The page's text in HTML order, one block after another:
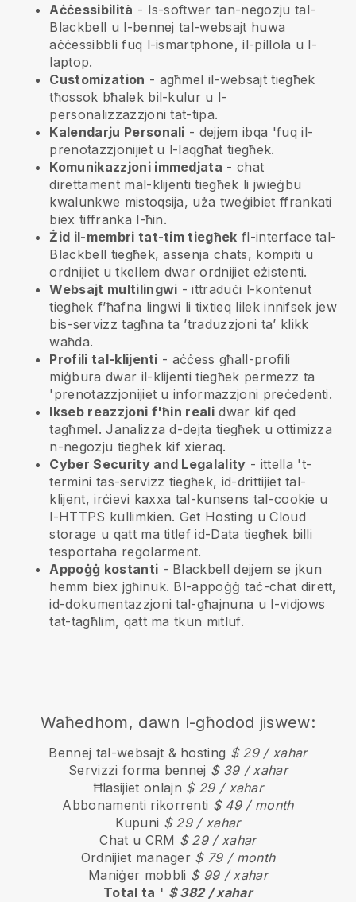
Aċċessibilità - Is-softwer tan-negozju tal-
Blackbell u l-bennej tal-websajt huwa
aċċessibbli fuq l-ismartphone, il-pillola u l-
laptop.
Customization - agħmel il-websajt tiegħek
tħossok bħalek bil-kulur u l-
personalizzazzjoni tat-tipa.
Kalendarju Personali - dejjem ibqa 'fuq il-
prenotazzjonijiet u l-laqgħat tiegħek.
Komunikazzjoni immedjata - chat
direttament mal-klijenti tiegħek li jwieġbu
kwalunkwe mistoqsija, uża tweġibiet ffrankati
biex tiffranka l-ħin.
Żid il-membri tat-tim tiegħek fl-interface tal-
Blackbell tiegħek, assenja chats, kompiti u
ordnijiet u tkellem dwar ordnijiet eżistenti.
Websajt multilingwi - ittraduċi l-kontenut
tiegħek f’ħafna lingwi li tixtieq lilek innifsek jew
bis-servizz tagħna ta ’traduzzjoni ta’ klikk
waħda.
Profili tal-klijenti - aċċess għall-profili
miġbura dwar il-klijenti tiegħek permezz ta
'prenotazzjonijiet u informazzjoni preċedenti.
Ikseb reazzjoni f'ħin reali dwar kif qed
tagħmel. Janalizza d-dejta tiegħek u ottimizza
n-negozju tiegħek kif xieraq.
Cyber Security and Legalality - ittella 't-
termini tas-servizz tiegħek, id-drittijiet tal-
klijent, irċievi kaxxa tal-kunsens tal-cookie u
l-HTTPS kullimkien. Get Hosting u Cloud
storage u qatt ma titlef id-Data tiegħek billi
tesportaha regolarment.
Appoġġ kostanti - Blackbell dejjem se jkun
hemm biex jgħinuk. Bl-appoġġ taċ-chat dirett,
id-dokumentazzjoni tal-għajnuna u l-vidjows
tat-tagħlim, qatt ma tkun mitluf.
Waħedhom, dawn l-għodod jiswew:
Bennej tal-websajt & hosting $ 29 / xahar
Servizzi forma bennej $ 39 / xahar
Ħlasijiet onlajn $ 29 / xahar
Abbonamenti rikorrenti $ 49 / month
Kupuni $ 29 / xahar
Chat u CRM $ 29 / xahar
Ordnijiet manager $ 79 / month
Maniġer mobbli $ 99 / xahar
Total ta ' $ 382 / xahar